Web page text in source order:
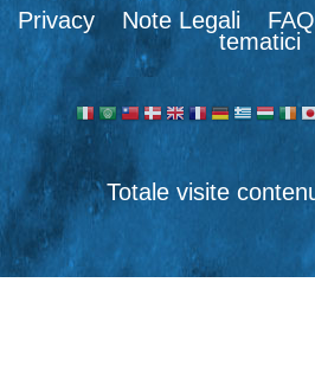
Privacy Note Legali FAQ
tematici